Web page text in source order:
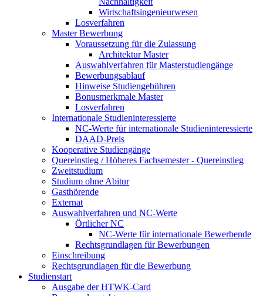
Wirtschaftsingenieurwesen
Losverfahren
Master Bewerbung
Voraussetzung für die Zulassung
Architektur Master
Auswahlverfahren für Masterstudiengänge
Bewerbungsablauf
Hinweise Studiengebühren
Bonusmerkmale Master
Losverfahren
Internationale Studieninteressierte
NC-Werte für internationale Studieninteressierte
DAAD-Preis
Kooperative Studiengänge
Quereinstieg / Höheres Fachsemester - Quereinstieg
Zweitstudium
Studium ohne Abitur
Gasthörende
Externat
Auswahlverfahren und NC-Werte
Örtlicher NC
NC-Werte für internationale Bewerbende
Rechtsgrundlagen für Bewerbungen
Einschreibung
Rechtsgrundlagen für die Bewerbung
Studienstart
Ausgabe der HTWK-Card